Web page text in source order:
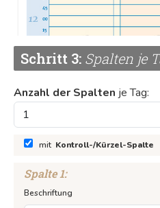
Schritt 3: Spalten je
Anzahl der Spalten je Tag:
mit Kontroll-/Kürzel-Spalte
Spalte1:
Beschriftung
Dieses Produkt hat
notizblock24.de